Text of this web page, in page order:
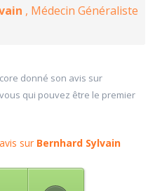
, Médecin Généraliste
donné son avis sur
qui pouvez être le premier
sur Bernhard Sylvain